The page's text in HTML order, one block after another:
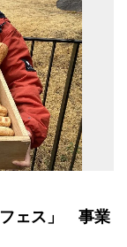
フェス」 事業